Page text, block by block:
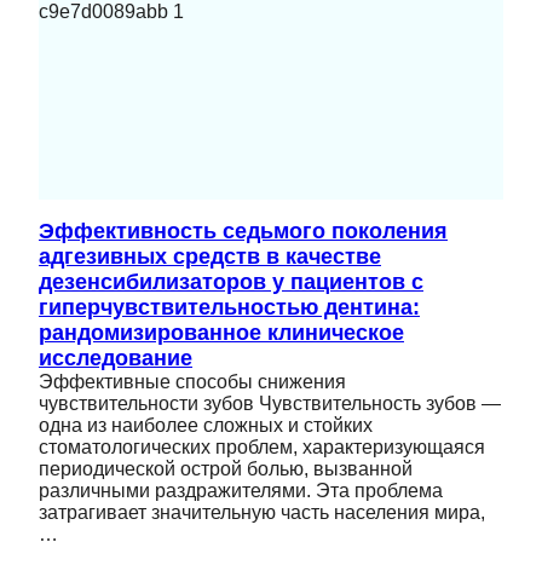
Эффективность седьмого поколения
адгезивных средств в качестве
дезенсибилизаторов у пациентов с
гиперчувствительностью дентина:
рандомизированное клиническое
исследование
Эффективные способы снижения
чувствительности зубов Чувствительность зубов —
одна из наиболее сложных и стойких
стоматологических проблем, характеризующаяся
периодической острой болью, вызванной
различными раздражителями. Эта проблема
затрагивает значительную часть населения мира,
…